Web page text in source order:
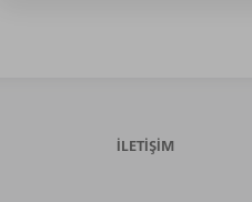
İLETIŞIM